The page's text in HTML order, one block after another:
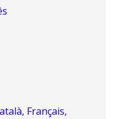
Français,